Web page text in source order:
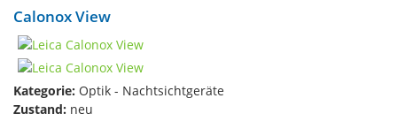
Calonox View
Kategorie: Optik - Nachtsichtgeräte
Zustand: neu